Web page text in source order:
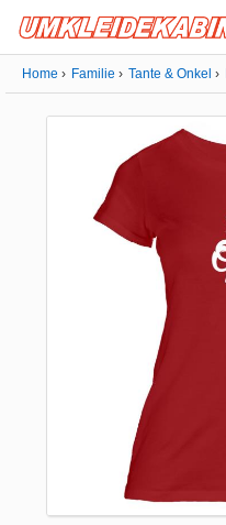
Home Familie Tante & Onkel